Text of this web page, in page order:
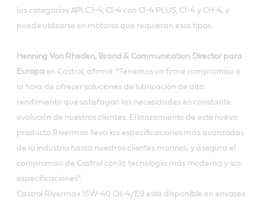
las categorías API CJ-4, CI-4 con CI-4 PLUS, CI-4 y CH-4, y
puede utilizarse en motores que requieran esos tipos.
Henning Von Rheden, Brand & Communication Director para
Europa en Castrol, afirma: “Tenemos un firme compromiso a
la hora de ofrecer soluciones de lubricación de alto
rendimiento que satisfagan las necesidades en constante
evolución de nuestros clientes. El lanzamiento de este nuevo
producto Rivermax lleva las especificaciones más avanzadas
de la industria hasta nuestros clientes marinos, y asegura el
compromiso de Castrol con la tecnología más moderna y sus
especificaciones”.
Castrol Rivermax 15W-40 CK-4/E9 está disponible en envases